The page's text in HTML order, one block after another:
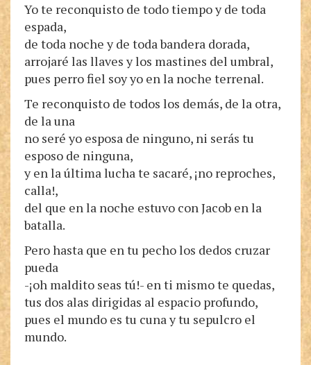
Yo te reconquisto de todo tiempo y de toda
espada,
de toda noche y de toda bandera dorada,
arrojaré las llaves y los mastines del umbral,
pues perro fiel soy yo en la noche terrenal.
Te reconquisto de todos los demás, de la otra,
de la una
no seré yo esposa de ninguno, ni serás tu
esposo de ninguna,
y en la última lucha te sacaré, ¡no reproches,
calla!,
del que en la noche estuvo con Jacob en la
batalla.
Pero hasta que en tu pecho los dedos cruzar
pueda
-¡oh maldito seas tú!- en ti mismo te quedas,
tus dos alas dirigidas al espacio profundo,
pues el mundo es tu cuna y tu sepulcro el
mundo.